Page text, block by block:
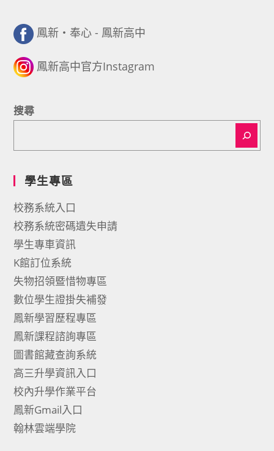
鳳新・奉心 - 鳳新高中
鳳新高中官方Instagram
搜尋
學生專區
校務系統入口
校務系統密碼遺失申請
學生專車資訊
K館訂位系統
失物招領暨惜物專區
數位學生證掛失補發
鳳新學習歷程專區
鳳新課程諮詢專區
圖書館藏查詢系統
高三升學資訊入口
校內升學作業平台
鳳新Gmail入口
翰林雲端學院